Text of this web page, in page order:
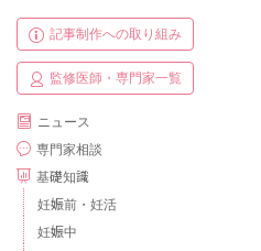
記事制作への取り組み
監修医師・専門家一覧
ニュース
専門家相談
基礎知識
妊娠前・妊活
妊娠中